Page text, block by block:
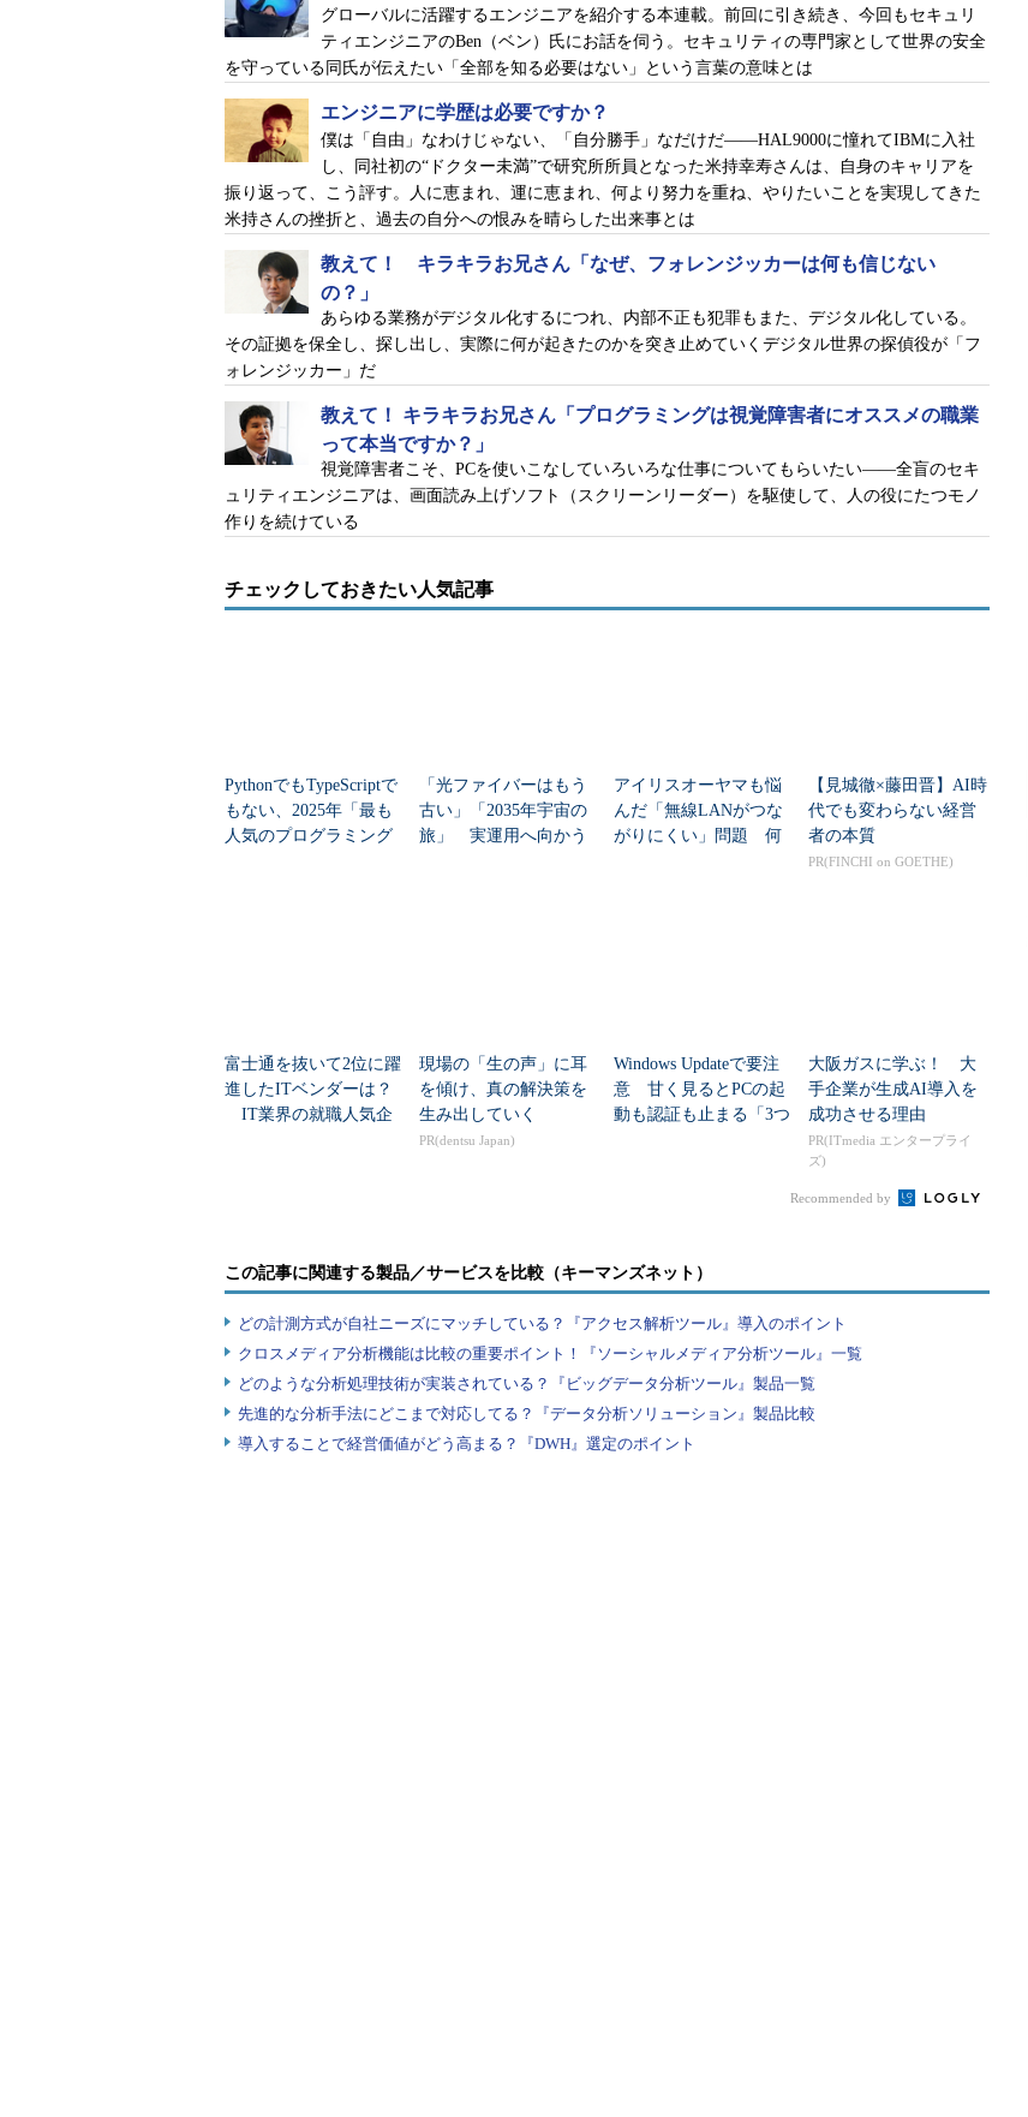
米国時代の糟谷さん「我思う、故に我在り」
エンジニアがしばしば直面する岐路だが、本人としては技術者としての役割を追求し
たかったものの、会社からはマネジメント寄りの役割を求められるようになっていたこ
とも、真剣に転職を考えるようになったきっかけだった。
悩みながら年末年始の休暇で日本に帰国したときに耳に入ったのが、当時、日本法人
を立ち上げたばかりの「サイランス」でマルウェア解析ができるエンジニアを求めてい
るという話だった。
るのは、自分にとってとても良い機会だろうと考えました。もし挑戦してみてだめだっ
たとしても、諦めることもできるでしょう。けれど、せっかくのチャンスにいま挑戦し
マルウェア解析という業務に携わっている。日々世の中に放たれるマルウェアを収集
し、それが何を狙ってどのような挙動を示すのか、共通項は何かを見いだし、機械学習
（ML）アルゴリズムに反映させる情報を作っていく業務だ。また、サンプルがなければ
「最近のEmotetもそうですが、悪さをするコード自体はメモリ上に展開されてファイル
として残らないため、調べたい挙動が感染端末に残っていない状態になることが往々に
してあります。解析していてももちろんですが、感染してしまった場合も大変だろうと
想像できますし、やり口がどんどんいやらしくなっているなと常々感じます」
んは根を詰め過ぎることはしない。徹夜でぶっ続けで解析すると集中力が落ち、ミスを
うにしているそうだ。
ちなみに、現在の業務で学生時代の研究が直接的に役に立つ場面は少ないという。学
生のころは専門家としての技術があまりなく、本当に手探りで解析していたからだ。だ
が、1つだけ役に立っていることがある。
グローバルに活躍するエンジニアを紹介する本連載。前回に引き続き、今回もセキュリ
ティエンジニアのBen（ベン）氏にお話を伺う。セキュリティの専門家として世界の安全
を守っている同氏が伝えたい「全部を知る必要はない」という言葉の意味とは
エンジニアに学歴は必要ですか？
僕は「自由」なわけじゃない、「自分勝手」なだけだ――HAL9000に憧れてIBMに入社
し、同社初の“ドクター未満”で研究所所員となった米持幸寿さんは、自身のキャリアを
振り返って、こう評す。人に恵まれ、運に恵まれ、何より努力を重ね、やりたいことを実現してきた
米持さんの挫折と、過去の自分への恨みを晴らした出来事とは
教えて！ キラキラお兄さん「なぜ、フォレンジッカーは何も信じない
の？」
あらゆる業務がデジタル化するにつれ、内部不正も犯罪もまた、デジタル化している。
その証拠を保全し、探し出し、実際に何が起きたのかを突き止めていくデジタル世界の探偵役が「フ
ォレンジッカー」だ
教えて！ キラキラお兄さん「プログラミングは視覚障害者にオススメの職業
って本当ですか？」
視覚障害者こそ、PCを使いこなしていろいろな仕事についてもらいたい――全盲のセキ
ュリティエンジニアは、画面読み上げソフト（スクリーンリーダー）を駆使して、人の役にたつモノ
作りを続けている
チェックしておきたい人気記事
PythonでもTypeScriptで
もない、2025年「最も
人気のプログラミング
「光ファイバーはもう
古い」「2035年宇宙の
旅」 実運用へ向かう
アイリスオーヤマも悩
んだ「無線LANがつな
がりにくい」問題 何
【見城徹×藤田晋】AI時
代でも変わらない経営
者の本質
PR(FINCHI on GOETHE)
富士通を抜いて2位に躍
進したITベンダーは？
IT業界の就職人気企
現場の「生の声」に耳
を傾け、真の解決策を
生み出していく
PR(dentsu Japan)
Windows Updateで要注
意 甘く見るとPCの起
動も認証も止まる「3つ
大阪ガスに学ぶ！ 大
手企業が生成AI導入を
成功させる理由
PR(ITmedia エンタープライ
ズ)
Recommended by
この記事に関連する製品／サービスを比較（キーマンズネット）
どの計測方式が自社ニーズにマッチしている？『アクセス解析ツール』導入のポイント
クロスメディア分析機能は比較の重要ポイント！『ソーシャルメディア分析ツール』一覧
どのような分析処理技術が実装されている？『ビッグデータ分析ツール』製品一覧
先進的な分析手法にどこまで対応してる？『データ分析ソリューション』製品比較
導入することで経営価値がどう高まる？『DWH』選定のポイント